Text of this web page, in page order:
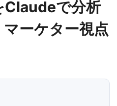
Claudeで分析
ーケター視点